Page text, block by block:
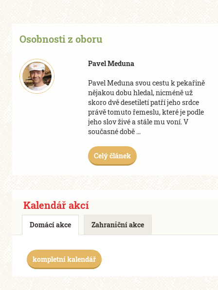
Osobnosti z oboru
Pavel Meduna
Pavel Meduna svou cestu k pekařině
nějakou dobu hledal, nicméně už
skoro dvě desetiletí patří jeho srdce
právě tomuto řemeslu, které je podle
jeho slov živé a stále mu voní. V
současné době ...
Celý článek
Kalendář akcí
Domácí akce Zahraniční akce
kompletní kalendář